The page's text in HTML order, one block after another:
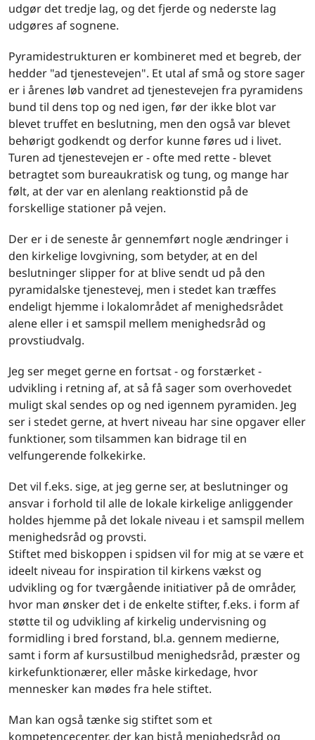
udgør det tredje lag, og det fjerde og nederste lag
udgøres af sognene.
Pyramidestrukturen er kombineret med et begreb, der
hedder "ad tjenestevejen". Et utal af små og store sager
er i årenes løb vandret ad tjenestevejen fra pyramidens
bund til dens top og ned igen, før der ikke blot var
blevet truffet en beslutning, men den også var blevet
behørigt godkendt og derfor kunne føres ud i livet.
Turen ad tjenestevejen er - ofte med rette - blevet
betragtet som bureaukratisk og tung, og mange har
følt, at der var en alenlang reaktionstid på de
forskellige stationer på vejen.
Der er i de seneste år gennemført nogle ændringer i
den kirkelige lovgivning, som betyder, at en del
beslutninger slipper for at blive sendt ud på den
pyramidalske tjenestevej, men i stedet kan træffes
endeligt hjemme i lokalområdet af menighedsrådet
alene eller i et samspil mellem menighedsråd og
provstiudvalg.
Jeg ser meget gerne en fortsat - og forstærket -
udvikling i retning af, at så få sager som overhovedet
muligt skal sendes op og ned igennem pyramiden. Jeg
ser i stedet gerne, at hvert niveau har sine opgaver eller
funktioner, som tilsammen kan bidrage til en
velfungerende folkekirke.
Det vil f.eks. sige, at jeg gerne ser, at beslutninger og
ansvar i forhold til alle de lokale kirkelige anliggender
holdes hjemme på det lokale niveau i et samspil mellem
menighedsråd og provsti.
Stiftet med biskoppen i spidsen vil for mig at se være et
ideelt niveau for inspiration til kirkens vækst og
udvikling og for tværgående initiativer på de områder,
hvor man ønsker det i de enkelte stifter, f.eks. i form af
støtte til og udvikling af kirkelig undervisning og
formidling i bred forstand, bl.a. gennem medierne,
samt i form af kursustilbud menighedsråd, præster og
kirkefunktionærer, eller måske kirkedage, hvor
mennesker kan mødes fra hele stiftet.
Man kan også tænke sig stiftet som et
kompetencecenter, der kan bistå menighedsråd og